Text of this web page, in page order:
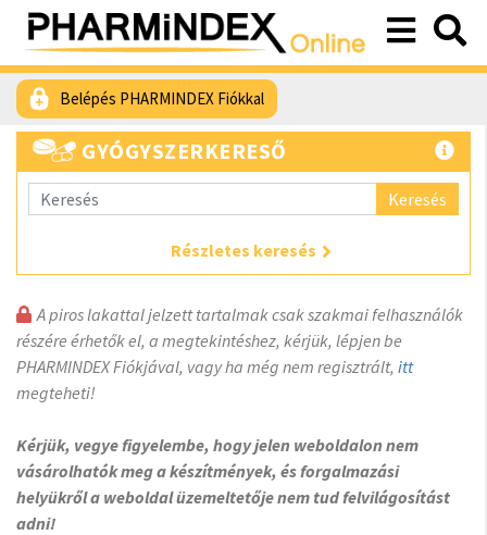
Belépés PHARMINDEX Fiókkal
GYÓGYSZERKERESŐ
Keresés
Részletes keresés
A piros lakattal jelzett tartalmak csak szakmai felhasználók
részére érhetők el, a megtekintéshez, kérjük, lépjen be
PHARMINDEX Fiókjával, vagy ha még nem regisztrált, itt
megteheti!
Kérjük, vegye figyelembe, hogy jelen weboldalon nem
vásárolhatók meg a készítmények, és forgalmazási
helyükről a weboldal üzemeltetője nem tud felvilágosítást
adni!